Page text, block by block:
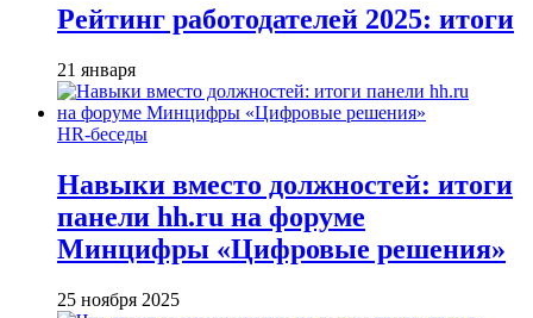
Рейтинг работодателей 2025: итоги
21 января
HR-беседы
Навыки вместо должностей: итоги
панели hh.ru на форуме
Минцифры «Цифровые решения»
25 ноября 2025